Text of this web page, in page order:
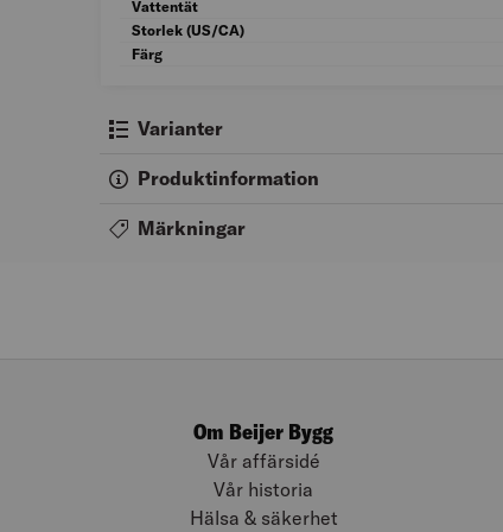
Vattentät
Storlek (US/CA)
Färg
Varianter
Produktinformation
Märkningar
Om Beijer Bygg
Vår affärsidé
Vår historia
Hälsa & säkerhet